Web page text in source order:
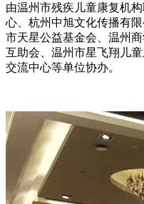
由温州市残疾儿童康复机
心、杭州中旭文化传播有
市天星公益基金会、温州
互助会、温州市星飞翔儿
交流中心等单位协办。